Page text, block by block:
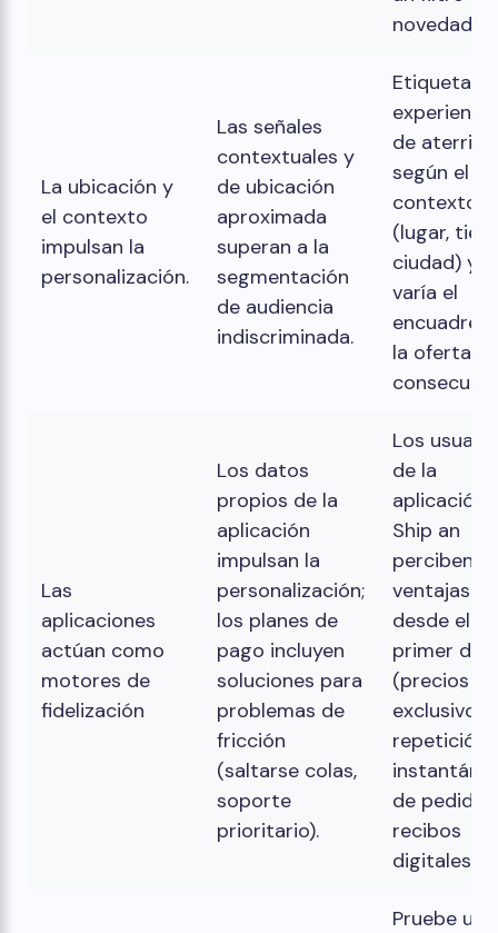
novedad.
La ubicación y
el contexto
impulsan la
personalización.
Las señales
contextuales y
de ubicación
aproximada
superan a la
segmentación
de audiencia
indiscriminada.
Etiqueta
de
según el
contexto
(lugar,
ciudad) y
varía el
encuadre
la oferta en
Las
aplicaciones
actúan como
motores de
fidelización
Los datos
propios de la
aplicación
impulsan la
personalización;
los planes de
pago incluyen
soluciones para
problemas de
fricción
(saltarse colas,
soporte
prioritario).
Los
de la
aplicación
Ship an
perciben
ventajas
desde el
primer día
(precios
exclusivos,
repetición
de pedidos,
recibos
digitales).
Pruebe una